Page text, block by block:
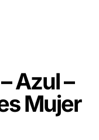
Azul –
Mujer